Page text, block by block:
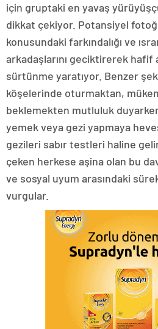
için gruptaki en yavaş
dikkat çekiyor. Potansiyel
konusundaki farkındalığı ve
arkadaşlarını geciktirerek hafif
sürtünme yaratıyor. Benzer
köşelerinde oturmaktan,
beklemekten mutluluk
yemek veya gezi yapmaya
gezileri sabır testleri haline
çeken herkese aşina olan bu
ve sosyal uyum arasındaki
vurgular.